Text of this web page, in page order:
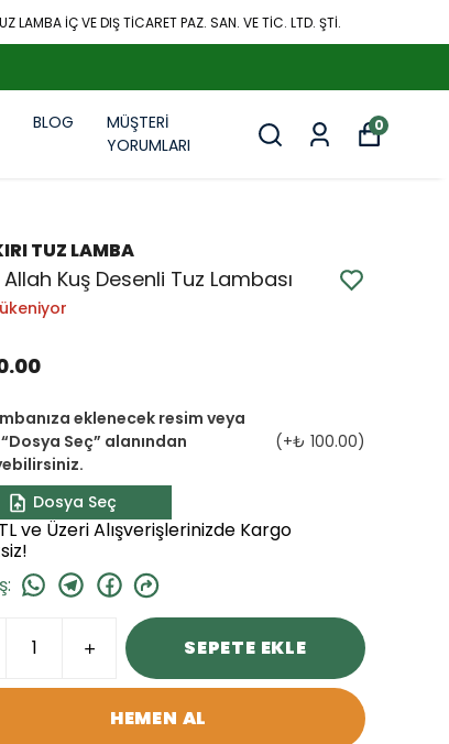
LAMBA İÇ VE DIŞ TİCARET PAZ. SAN. VE TİC. LTD. ŞTİ.
BLOG
MÜŞTERİ
YORUMLARI
0
TUZ LAMBA
Allah Kuş Desenli Tuz Lambası
eklenecek resim veya
“Dosya Seç” alanından
(+₺ 100.00)
Dosya Seç
ve Üzeri Alışverişlerinizde Kargo
:
SEPETE EKLE
HEMEN AL